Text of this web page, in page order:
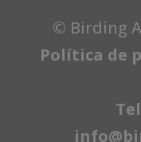
© Birding
Política de